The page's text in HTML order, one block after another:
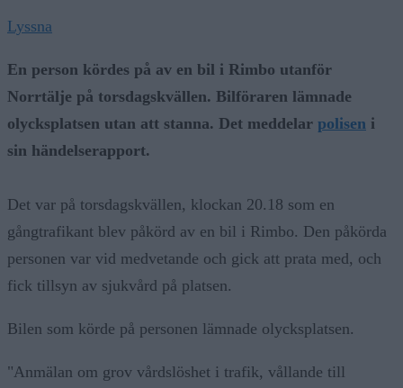
Lyssna
En person kördes på av en bil i Rimbo utanför
Norrtälje på torsdagskvällen. Bilföraren lämnade
olycksplatsen utan att stanna. Det meddelar polisen i
sin händelserapport.
Det var på torsdagskvällen, klockan 20.18 som en
gångtrafikant blev påkörd av en bil i Rimbo. Den påkörda
personen var vid medvetande och gick att prata med, och
fick tillsyn av sjukvård på platsen.
Bilen som körde på personen lämnade olycksplatsen.
"Anmälan om grov vårdslöshet i trafik, vållande till